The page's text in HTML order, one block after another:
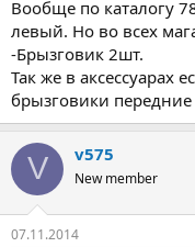
Вообще по каталогу
левый. Но во всех
-Брызговик 2шт.
Так же в аксессуарах
брызговики
V v575
New member
07.11.2014